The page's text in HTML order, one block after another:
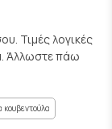
Τιμές λογικές
Άλλωστε πάω
κουβεντούλα